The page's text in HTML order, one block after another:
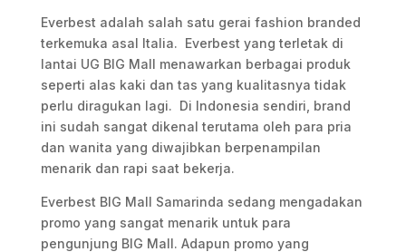
Everbest adalah salah satu gerai fashion branded
terkemuka asal Italia. Everbest yang terletak di
lantai UG BIG Mall menawarkan berbagai produk
seperti alas kaki dan tas yang kualitasnya tidak
perlu diragukan lagi. Di Indonesia sendiri, brand
ini sudah sangat dikenal terutama oleh para pria
dan wanita yang diwajibkan berpenampilan
menarik dan rapi saat bekerja.
Everbest BIG Mall Samarinda sedang mengadakan
promo yang sangat menarik untuk para
pengunjung BIG Mall. Adapun promo yang